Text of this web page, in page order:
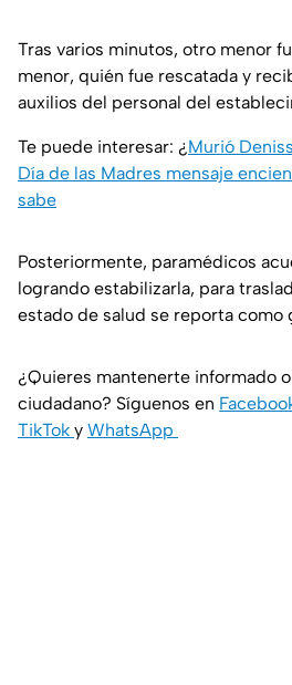
Tras varios minutos, otro menor
menor, quién fue rescatada y
auxilios del personal del
Te puede interesar: ¿Murió
Día de las Madres mensaje
sabe
Posteriormente, paramédicos
logrando estabilizarla, para
estado de salud se reporta como
¿Quieres mantenerte informado
ciudadano? Síguenos en
TikTok y WhatsApp